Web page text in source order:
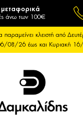
άνω των 100€
παραμείνει κλειστή από
08/26 έως και Κυριακή